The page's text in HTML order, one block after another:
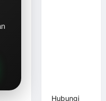
Hubungi